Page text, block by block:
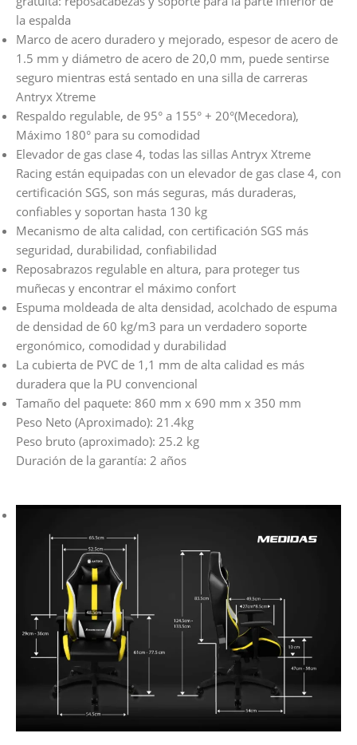
la espalda
Marco de acero duradero y mejorado, espesor de acero de
1.5 mm y diámetro de acero de 20,0 mm, puede sentirse
seguro mientras está sentado en una silla de carreras
Antryx Xtreme
Respaldo regulable, de 95° a 155° + 20°(Mecedora),
Máximo 180° para su comodidad
Elevador de gas clase 4, todas las sillas Antryx Xtreme
Racing están equipadas con un elevador de gas clase 4, con
certificación SGS, son más seguras, más duraderas,
confiables y soportan hasta 130 kg
Mecanismo de alta calidad, con certificación SGS más
seguridad, durabilidad, confiabilidad
Reposabrazos regulable en altura, para proteger tus
muñecas y encontrar el máximo confort
Espuma moldeada de alta densidad, acolchado de espuma
de densidad de 60 kg/m3 para un verdadero soporte
ergonómico, comodidad y durabilidad
La cubierta de PVC de 1,1 mm de alta calidad es más
duradera que la PU convencional
Tamaño del paquete: 860 mm x 690 mm x 350 mm
Peso Neto (Aproximado): 21.4kg
Peso bruto (aproximado): 25.2 kg
Duración de la garantía: 2 años